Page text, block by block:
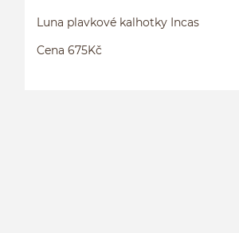
Luna plavkové kalhotky Incas
Cena 675Kč